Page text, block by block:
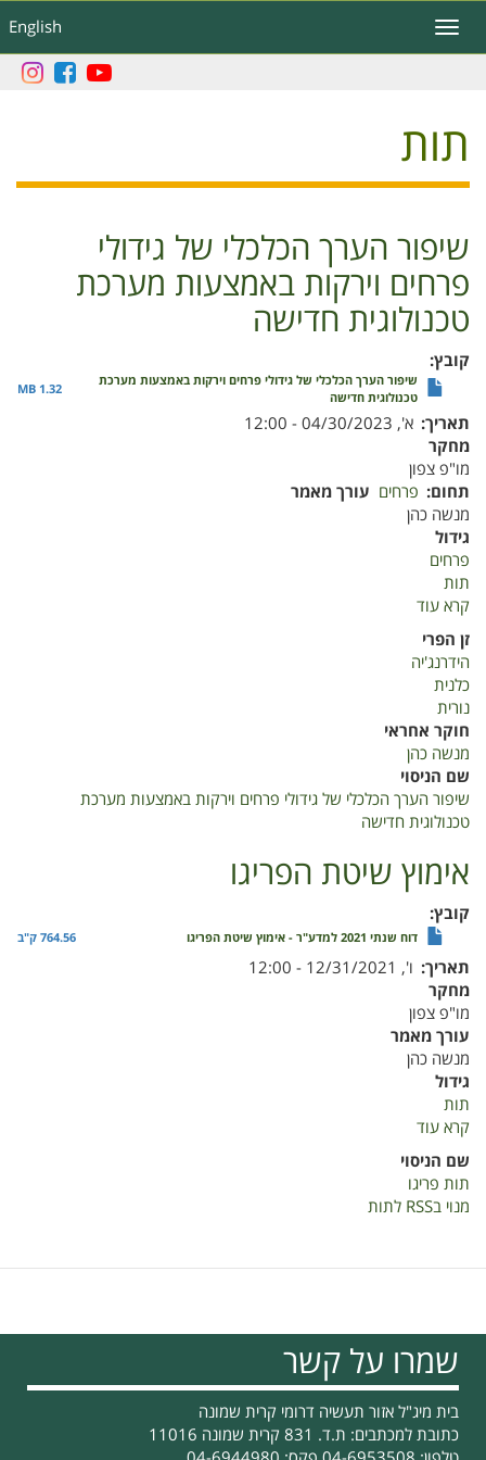
לתוכן
העיקרי
English
Toggle
navigation
תות
שיפור הערך הכלכלי של גידולי
פרחים וירקות באמצעות מערכת
טכנולוגית חדישה
קובץ
שיפור הערך הכלכלי של גידולי פרחים וירקות באמצעות מערכת
טכנולוגית חדישה
1.32 MB
תאריך א', 04/30/2023 - 12:00
מחקר
מו"פ צפון
תחום פרחים עורך מאמר
מנשה כהן
גידול
פרחים
תות
קרא עוד
הכלכלי
פרחים
וירקות
באמצעות
מערכת
טכנולוגית
זן הפרי
הידרנג'יה
כלנית
נורית
חוקר אחראי
מנשה כהן
שם הניסוי
שיפור הערך הכלכלי של גידולי פרחים וירקות באמצעות מערכת
טכנולוגית חדישה
אימוץ שיטת הפריגו
קובץ
דוח שנתי 2021 למדע"ר - אימוץ שיטת הפריגו 764.56 ק"ב
תאריך ו', 12/31/2021 - 12:00
מחקר
מו"פ צפון
עורך מאמר
מנשה כהן
גידול
תות
קרא עוד
שיטת
הפריגו
שם הניסוי
תות פריגו
מנוי בRSS לתות
שמרו על קשר
בית מיג"ל אזור תעשיה דרומי קרית שמונה
כתובת למכתבים: ת.ד. 831 קרית שמונה 11016